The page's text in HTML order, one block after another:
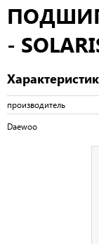
-
производитель
Daewoo